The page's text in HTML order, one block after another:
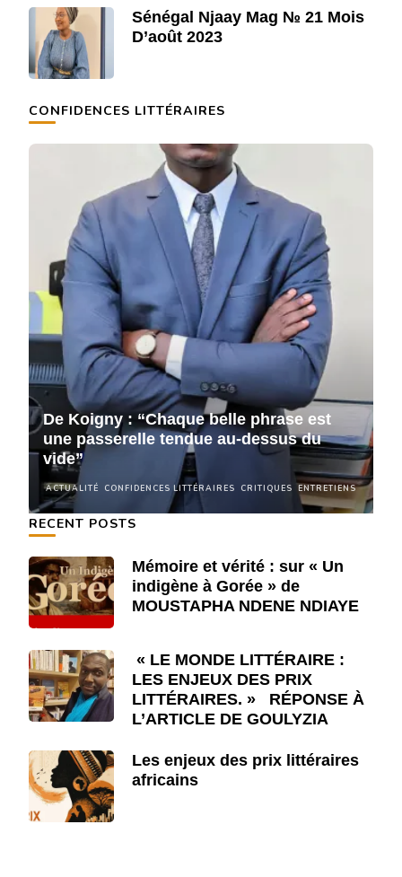
Sénégal Njaay Mag № 21 Mois
D’août 2023
CONFIDENCES LITTÉRAIRES
ACTUALITÉ CONFIDENCES LITTÉRAIRES CRITIQUES ENTRETIENS
De Koigny : “Chaque belle phrase est
une passerelle tendue au-dessus du
vide”
RECENT POSTS
Mémoire et vérité : sur « Un
indigène à Gorée » de
MOUSTAPHA NDENE NDIAYE
« LE MONDE LITTÉRAIRE :
LES ENJEUX DES PRIX
LITTÉRAIRES. » RÉPONSE À
L’ARTICLE DE GOULYZIA
Les enjeux des prix littéraires
africains